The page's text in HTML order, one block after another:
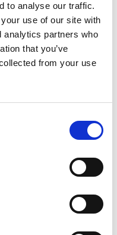
to analyse our traffic.
use of our site with
analytics partners who
that you’ve
from your use
m2
taras,